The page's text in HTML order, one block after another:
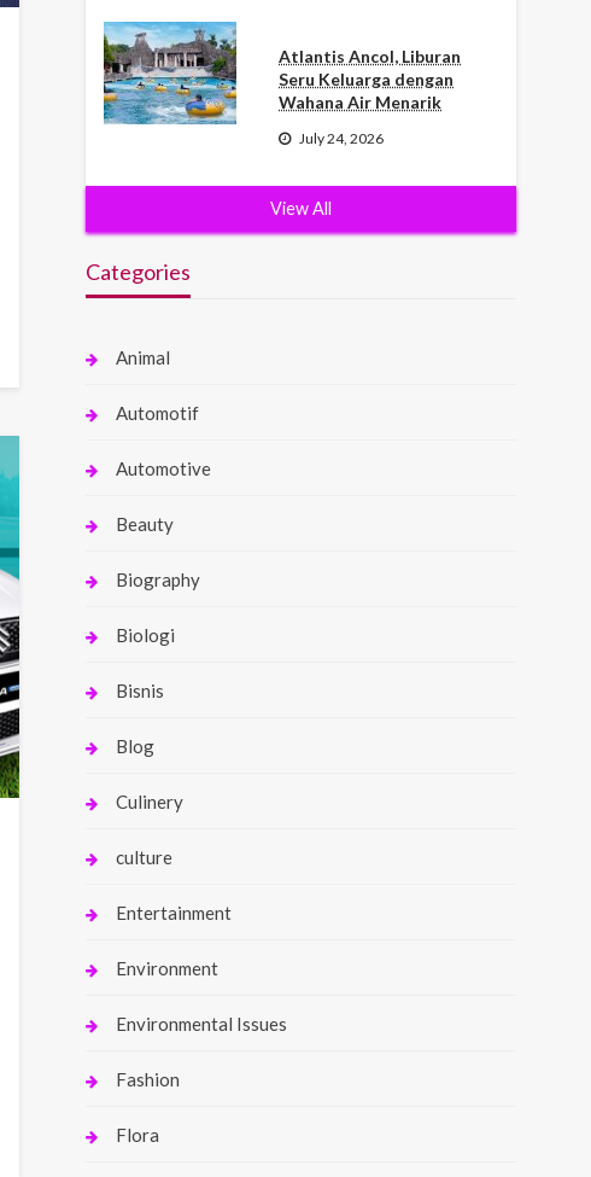
Atlantis Ancol, Liburan
Seru Keluarga dengan
Wahana Air Menarik
July 24, 2026
View All
Categories
Animal
Automotif
Automotive
Beauty
Biography
Biologi
Bisnis
Blog
Culinery
culture
Entertainment
Environment
Environmental Issues
Fashion
Flora